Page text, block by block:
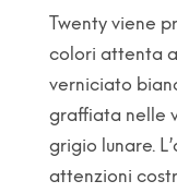
Twenty viene
colori attenta
verniciato
graffiata nelle
grigio lunare.
attenzioni